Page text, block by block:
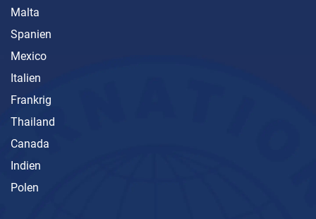
Malta
Spanien
Mexico
Italien
Frankrig
Thailand
Canada
Indien
Polen